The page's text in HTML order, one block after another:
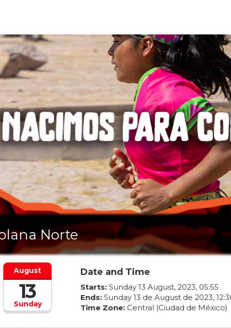
Norte
Sunday
August
13
Date and Time
Starts: Sunday 13 August, 2023, 05:55
Ends: Sunday 13 de Augustde 2023, 12:
Time Zone: Central (Ciudad de México)